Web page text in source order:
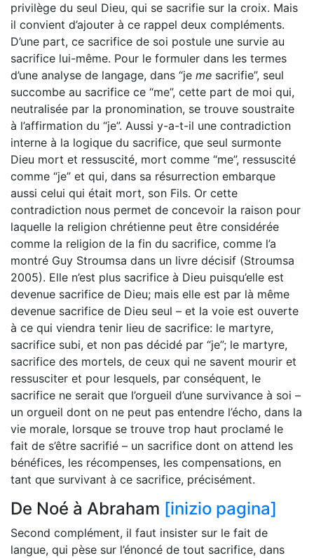
privilège du seul Dieu, qui se sacrifie sur la croix. Mais
il convient d’ajouter à ce rappel deux compléments.
D’une part, ce sacrifice de soi postule une survie au
sacrifice lui-même. Pour le formuler dans les termes
d’une analyse de langage, dans “je me sacrifie”, seul
succombe au sacrifice ce “me”, cette part de moi qui,
neutralisée par la pronomination, se trouve soustraite
à l’affirmation du “je”. Aussi y-a-t-il une contradiction
interne à la logique du sacrifice, que seul surmonte
Dieu mort et ressuscité, mort comme “me”, ressuscité
comme “je” et qui, dans sa résurrection embarque
aussi celui qui était mort, son Fils. Or cette
contradiction nous permet de concevoir la raison pour
laquelle la religion chrétienne peut être considérée
comme la religion de la fin du sacrifice, comme l’a
montré Guy Stroumsa dans un livre décisif (Stroumsa
2005). Elle n’est plus sacrifice à Dieu puisqu’elle est
devenue sacrifice de Dieu; mais elle est par là même
devenue sacrifice de Dieu seul – et la voie est ouverte
à ce qui viendra tenir lieu de sacrifice: le martyre,
sacrifice subi, et non pas décidé par “je”; le martyre,
sacrifice des mortels, de ceux qui ne savent mourir et
ressusciter et pour lesquels, par conséquent, le
sacrifice ne serait que l’orgueil d’une survivance à soi –
un orgueil dont on ne peut pas entendre l’écho, dans la
vie morale, lorsque se trouve trop haut proclamé le
fait de s’être sacrifié – un sacrifice dont on attend les
bénéfices, les récompenses, les compensations, en
tant que survivant à ce sacrifice, précisément.
De Noé à Abraham [inizio pagina]
Second complément, il faut insister sur le fait de
langue, qui pèse sur l’énoncé de tout sacrifice, dans